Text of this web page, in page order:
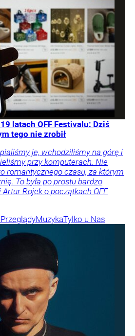
latach OFF Festivalu: Dziś
tego nie zrobił
je, wchodziliśmy na górę i
przy komputerach. Nie
romantycznego czasu, za którym
To była po prostu bardzo
Rojek o początkach OFF
MuzykaTylko u Nas